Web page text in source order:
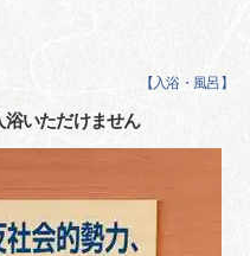
【 入浴・風呂 】
いただけません